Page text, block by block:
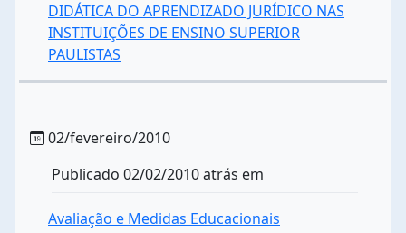
DIDÁTICA DO APRENDIZADO JURÍDICO NAS
INSTITUIÇÕES DE ENSINO SUPERIOR
PAULISTAS
02/fevereiro/2010
Publicado 02/02/2010 atrás em
Avaliação e Medidas Educacionais